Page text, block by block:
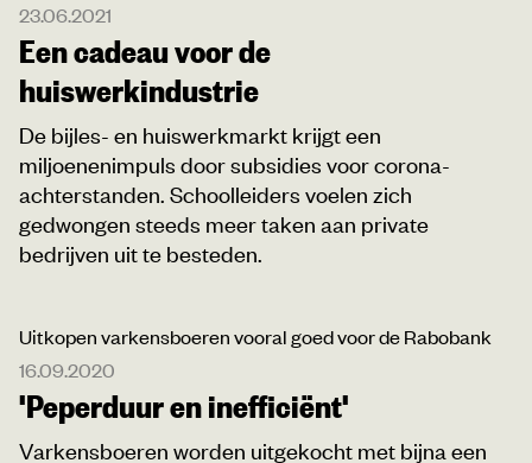
23.06.2021
Een cadeau voor de
huiswerkindustrie
De bijles- en huiswerkmarkt krijgt een
miljoenenimpuls door subsidies voor corona-
achterstanden. Schoolleiders voelen zich
gedwongen steeds meer taken aan private
bedrijven uit te besteden.
Uitkopen varkensboeren vooral goed voor de Rabobank
16.09.2020
'Peperduur en inefficiënt'
Varkensboeren worden uitgekocht met bijna een